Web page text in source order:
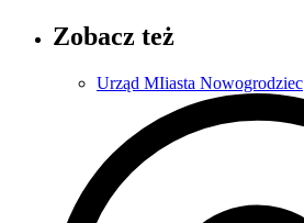
Zobacz też
Urząd MIiasta Nowogrodziec